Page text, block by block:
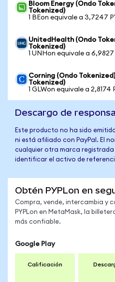
Bloom Energy (Ondo
Tokenized)
1 BEon equivale a 3,7247
UnitedHealth (Ondo
Tokenized)
1 UNHon equivale a 6,9827
Corning (Ondo
Tokenized)
1 GLWon equivale a 2,8174
Descargo de
Este producto no ha sido
ni está afiliado con PayPal. El
cualquier otra marca
identificar el activo de
Obtén PYPLon en
Compra, vende, intercambia y
PYPLon en MetaMask, la
más confiable.
Google Play
Calificación